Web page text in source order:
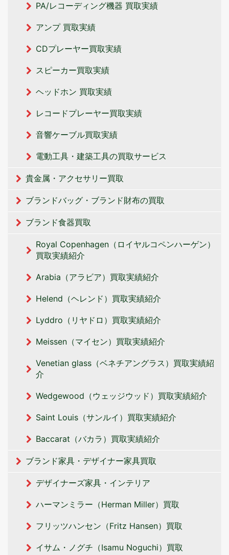
PA/レコーディング機器 買取実績
アンプ 買取実績
CDプレーヤー買取実績
スピーカー買取実績
ヘッドホン 買取実績
レコードプレーヤー買取実績
音響ケーブル買取実績
電動工具・建築工具の買取サービス
貴金属・アクセサリー買取
ブランドバッグ・ブランド財布の買取
ブランド食器買取
Royal Copenhagen（ロイヤルコペンハーゲン）
買取実績紹介
Arabia（アラビア）買取実績紹介
Helend（ヘレンド）買取実績紹介
Lyddro（リヤドロ）買取実績紹介
Meissen（マイセン）買取実績紹介
Venetian glass（ベネチアングラス）買取実績紹
介
Wedgewood（ウェッジウッド）買取実績紹介
Saint Louis（サンルイ）買取実績紹介
Baccarat（バカラ）買取実績紹介
ブランド家具・デザイナー家具買取
デザイナーズ家具・インテリア
ハーマンミラー（Herman Miller）買取
フリッツハンセン（Fritz Hansen）買取
イサム・ノグチ（Isamu Noguchi）買取